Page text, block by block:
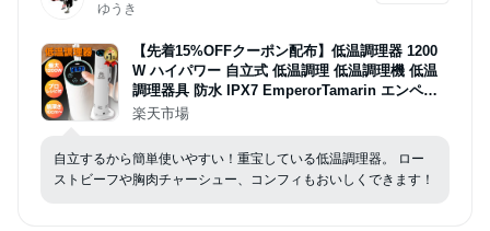
ゆうき
【先着15%OFFクーポン配布】低温調理器 1200
W ハイパワー 自立式 低温調理 低温調理機 低温
調理器具 防水 IPX7 EmperorTamarin エンペラ
ータマリン スロークッカー タイマー 温度設定 タ
ーフ レシピ キッチン家電 ギフト
楽天市場
自立するから簡単使いやすい！重宝している低温調理器。 ロー
ストビーフや胸肉チャーシュー、コンフィもおいしくできます！